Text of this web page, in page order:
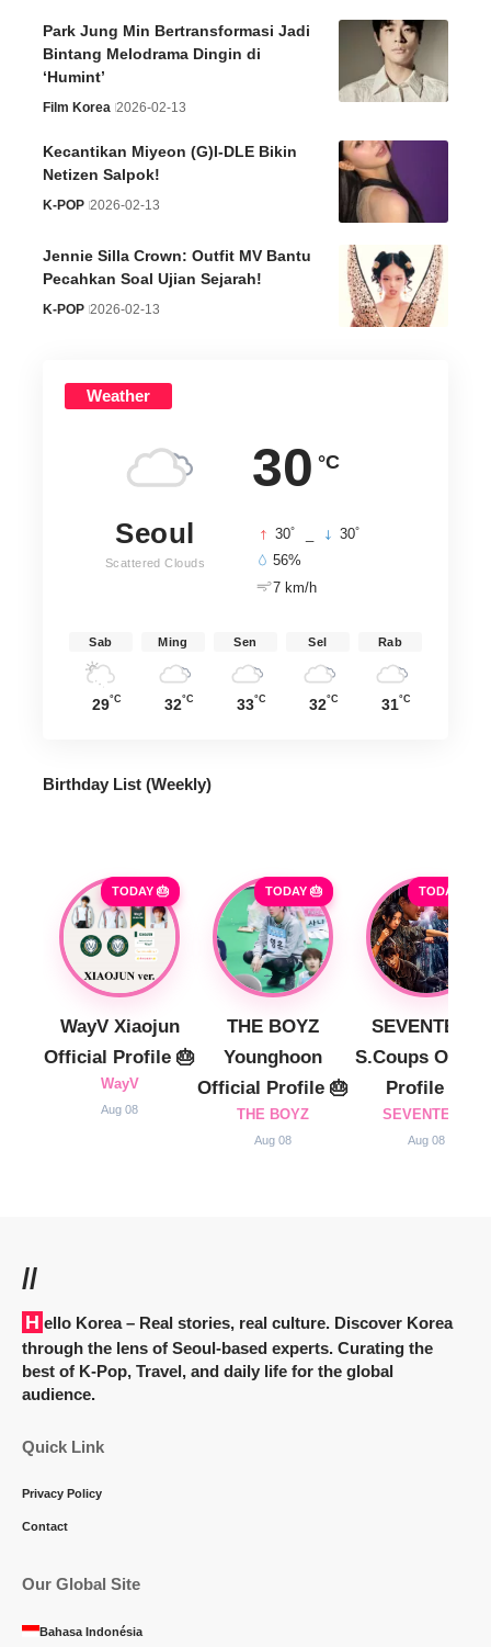
Park Jung Min Bertransformasi Jadi
Bintang Melodrama Dingin di
‘Humint’
Film Korea 2026-02-13
Kecantikan Miyeon (G)I-DLE Bikin
Netizen Salpok!
K-POP 2026-02-13
Jennie Silla Crown: Outfit MV Bantu
Pecahkan Soal Ujian Sejarah!
K-POP 2026-02-13
Weather
30 °C
Seoul
Scattered Clouds
30° 30°
56%
7 km/h
Sab
29°C
Ming
32°C
Sen
33°C
Sel
32°C
Rab
31°C
Birthday List (Weekly)
TODAY 🎂
WayV Xiaojun
Official Profile 🎂
WayV
Aug 08
TODAY 🎂
THE BOYZ
Younghoon
Official Profile 🎂
THE BOYZ
Aug 08
TODAY 🎂
SEVENTEEN
S.Coups
Profile 🎂
SEVENTEEN
Aug 08
//
Hello Korea– Real stories, real culture. Discover Korea
through the lens of Seoul-based experts. Curating the
best of K-Pop, Travel, and daily life for the global
audience.
Quick Link
Privacy Policy
Contact
Our Global Site
Bahasa Indonésia